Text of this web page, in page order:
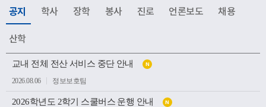
간직한 공간부터 미래 산업 인재 양성을 위한 교육시설까
지 폭넓게 방문하며 우리 대학의 교육환경과 발전상을 확
인했다.이번 방문은 사랑과 봉사의 교육이념을 바탕으로
인재를 양성해 온 우리 대학의 교육 방향을 공유하고, 교구
와 대학이 미래 발전을 위해 지속적으로 협력하는 뜻깊은
계기가 되었다.
공지 학사 장학 봉사 진로 언론보도 채용
산학
지
식
목
록
교내 전체 전산 서비스 중단 안내 N
2026.08.06 정보보호팀
2026학년도 2학기 스쿨버스 운행 안내 N